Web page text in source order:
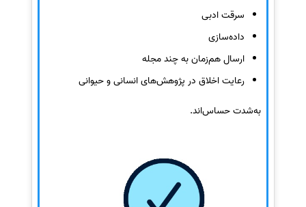
سرقت ادبی
داده‌سازی
ارسال هم‌زمان به چند مجله
رعایت اخلاق در پژوهش‌های انسانی و حیوانی
به‌شدت حساس‌اند.